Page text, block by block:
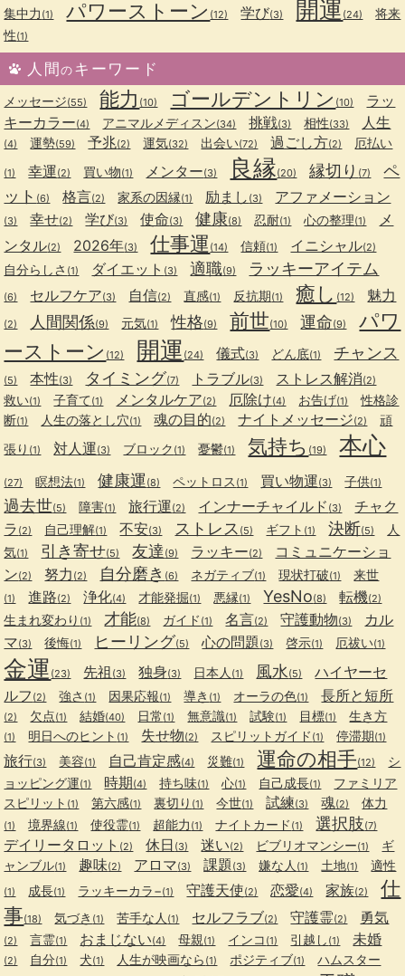
集中力 (1) パワーストーン (12) 学び(3) 開運 (24)
将来
性(1)
人間のキーワード
メッセージ(55) 能力 (10) ゴールデントリン (10)
ラッ
キーカラー(4) アニマルメディスン(34) 挑戦(3) 相性(33) 人生
(4) 運勢(59) 予兆(2) 運気(32) 出会い(72) 過ごし方(2) 厄払い
(1) 幸運(2) 買い物(1) メンター(3) 良縁(20) 縁切り (7)
ペ
ット (6) 格言(2) 家系の因縁(1) 励まし (3) アファメーション
(3) 幸せ(2) 学び(3) 使命(3) 健康(8) 忍耐(1) 心の整理(1)
メ
ンタル(2) 2026年(3) 仕事運 (14) 信頼(1) イニシャル(2)
自分らしさ (1) ダイエット (3) 適職(9) ラッキーアイテム
(6) セルフケア(3) 自信(2) 直感(1) 反抗期(1) 癒し (12) 魅力
(2) 人間関係(9) 元気(1) 性格(9) 前世(10) 運命(9)
パワ
ーストーン (12) 開運 (24) 儀式(3) どん底(1) チャンス
(5) 本性(3) タイミング(7) トラブル(3) ストレス解消(2)
救い(1) 子育て(1) メンタルケア(2) 厄除け(4) お告げ(1)
性格診
断(1) 人生の落とし穴(1) 魂の目的(2) ナイトメッセージ(2)
頑
張り (1) 対人運(3) ブロック (1) 憂鬱(1) 気持ち (19) 本心
(27) 瞑想法(1) 健康運(8) ペットロス (1) 買い物運(3) 子供(1)
過去世(5) 障害(1) 旅行運(2) インナーチャイルド (3)
チャク
ラ (2) 自己理解(1) 不安(3) ストレス (5) ギフト (1) 決断(5)
人
気(1) 引き寄せ(5) 友達 (9) ラッキー(2)
コミュニケーショ
ン(2) 努力 (2) 自分磨き (6) ネガティブ(1) 現状打破(1) 来世
(1) 進路(2) 浄化(4) 才能発掘(1) 悪縁(1) YesNo(8) 転機(2)
生まれ変わり (1) 才能(8) ガイド (1) 名言(2) 守護動物(3)
カル
マ(3) 後悔(1) ヒーリング(5) 心の問題(3) 啓示(1) 厄祓い(1)
金運 (23) 先祖 (3) 独身(3) 日本人 (1) 風水(5)
ハイヤーセ
ルフ (2) 強さ (1) 因果応報(1) 導き (1) オーラの色(1) 長所と短所
(2) 欠点(1) 結婚(40) 日常 (1) 無意識(1) 試験(1) 目標(1) 生き方
(1) 明日へのヒント (1) 失せ物(2) スピリットガイド (1) 停滞期(1)
旅行(3) 美容(1) 自己肯定感(4) 災難(1) 運命の相手(12)
シ
ョッピング運(1) 時期(4) 持ち味(1) 心(1) 自己成長(1)
ファミリア
スピリット (1) 第六感(1) 裏切り (1) 今世(1) 試練(3) 魂(2) 体力
(1) 境界線(1) 使役霊(1) 超能力 (1) ナイトカード (1) 選択肢(7)
デイリータロット (2) 休日 (3) 迷い(2) ビブリオマンシー(1)
ギ
ャンブル(1) 趣味(2) アロマ(3) 課題(3) 嫌な人 (1) 土地(1) 適性
(1) 成長(1) ラッキーカラ−(1) 守護天使(2) 恋愛(4) 家族(2)
仕
事(18) 気づき (1) 苦手な人 (1) セルフラブ(2) 守護霊(2) 勇気
(2) 言霊(1) おまじない(4) 母親(1) インコ (1) 引越し (1) 未婚
(2) 自分(1) 犬(1) 人生が映画なら (1) ポジティブ(1) ハムスター